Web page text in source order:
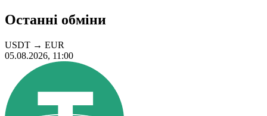
Останні обміни
USDT → EUR
05.08.2026, 11:00